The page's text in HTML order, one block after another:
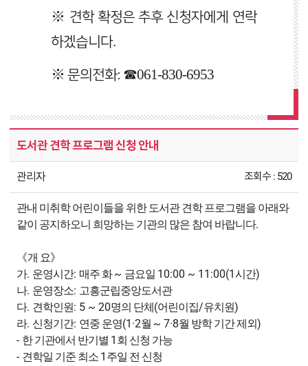
※ 견학 확정은 추후 신청자에게 연락
하겠습니다.
※ 문의전화: ☎061-830-6953
도서관 견학 프로그램 신청 안내
관리자 조회수 : 520
관내 미취학 어린이들을 위한 도서관 견학 프로그램을 아래와
같이 공지하오니 희망하는 기관의 많은 참여 바랍니다.
《개 요》
가. 운영시간: 매주 화~ 금요일 10:00 ~ 11:00(1시간)
나. 운영장소: 고흥군립중앙도서관
다. 견학인원: 5 ~ 20명의 단체 (어린이집/유치원)
라. 신청기간: 연중 운영(1·2월 ~ 7·8월 방학 기간 제외)
- 한 기관에서 반기별 1 회 신청 가능
- 견학일 기준 최소 1 주일 전 신청